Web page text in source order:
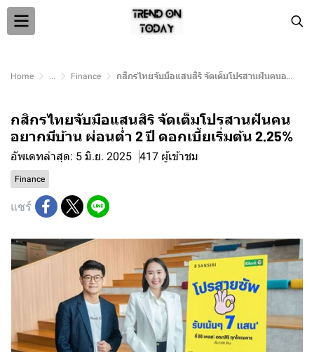
Home ... Finance กสิกรไทยจับมือแสนสิริ จัดเต็มโปรสานฝันคนอยากมีบ้าน ผ่อนต่ำ 2 ปี ดอกเบี้ยเริ่มต้น 2.25%
กสิกรไทยจับมือแสนสิริ จัดเต็มโปรสานฝันคน
อยากมีบ้าน ผ่อนต่ำ 2 ปี ดอกเบี้ยเริ่มต้น 2.25%
อัพเดทล่าสุด: 5 มิ.ย. 2025 417 ผู้เข้าชม
Finance
แชร์